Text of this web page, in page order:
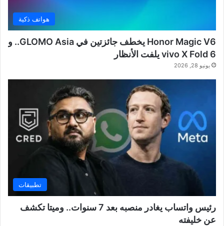
هواتف ذكية
Honor Magic V6 يخطف جائزتين في GLOMO Asia.. و
vivo X Fold 6 يلفت الأنظار
يونيو 28, 2026
تطبيقات
رئيس واتساب يغادر منصبه بعد 7 سنوات.. وميتا تكشف
عن خليفته